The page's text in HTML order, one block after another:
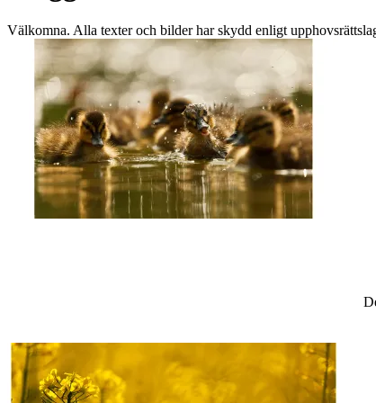
Välkomna. Alla texter och bilder har skydd enligt